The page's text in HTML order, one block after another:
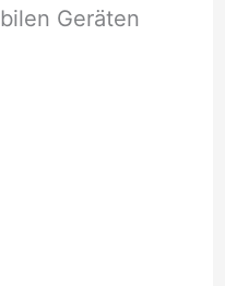
Geräten